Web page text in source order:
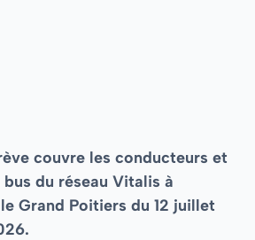
couvre les conducteurs et
du réseau Vitalis à
Grand Poitiers du 12 juillet